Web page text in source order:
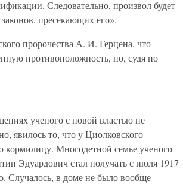
Следовательно, произвол будет
пресекающих его».
пророчества А. И. Герцена, что
противоположность, но, судя по
ученого с новой властью не
явилось то, что у Циолковского
Многодетной семье ученого
Эдуардович стал получать с июля 1917
Случалось, в доме не было вообще